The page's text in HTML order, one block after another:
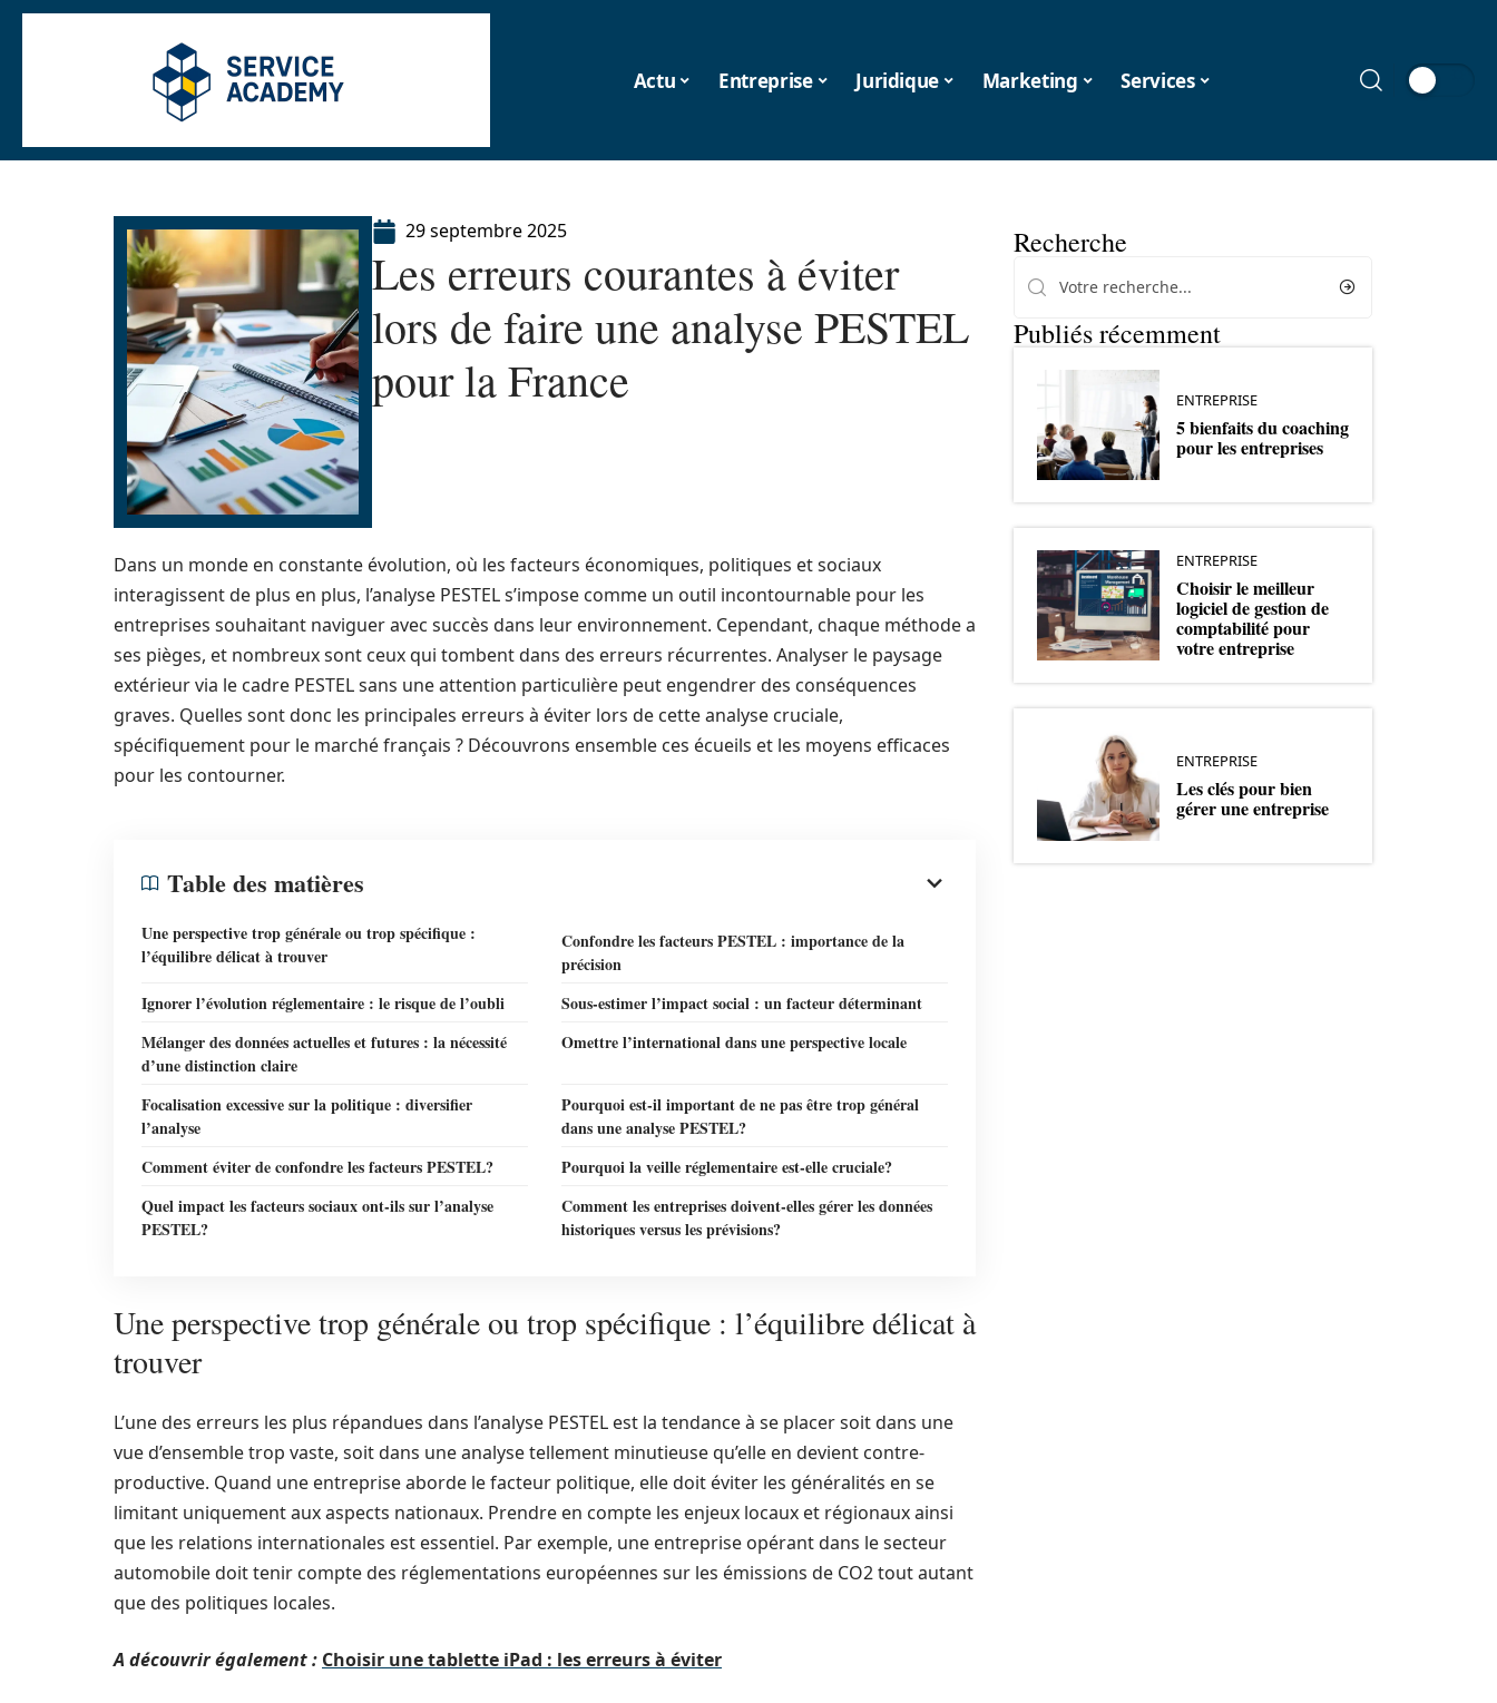
Actu Entreprise Juridique Marketing Services
29 septembre 2025
Les erreurs courantes à éviter
lors de faire une analyse PESTEL
pour la France
Dans un monde en constante évolution, où les facteurs économiques, politiques et sociaux
interagissent de plus en plus, l’analyse PESTEL s’impose comme un outil incontournable pour les
entreprises souhaitant naviguer avec succès dans leur environnement. Cependant, chaque méthode a
ses pièges, et nombreux sont ceux qui tombent dans des erreurs récurrentes. Analyser le paysage
extérieur via le cadre PESTEL sans une attention particulière peut engendrer des conséquences
graves. Quelles sont donc les principales erreurs à éviter lors de cette analyse cruciale,
spécifiquement pour le marché français ? Découvrons ensemble ces écueils et les moyens efficaces
pour les contourner.
Table des matières
Une perspective trop générale ou trop spécifique :
l’équilibre délicat à trouver
Confondre les facteurs PESTEL : importance de la
précision
Ignorer l’évolution réglementaire : le risque de l’oubli
Sous-estimer l’impact social : un facteur déterminant
Mélanger des données actuelles et futures : la nécessité
d’une distinction claire
Omettre l’international dans une perspective locale
Focalisation excessive sur la politique : diversifier
l’analyse
Pourquoi est-il important de ne pas être trop général
dans une analyse PESTEL?
Comment éviter de confondre les facteurs PESTEL?
Pourquoi la veille réglementaire est-elle cruciale?
Quel impact les facteurs sociaux ont-ils sur l’analyse
PESTEL?
Comment les entreprises doivent-elles gérer les données
historiques versus les prévisions?
Une perspective trop générale ou trop spécifique : l’équilibre délicat à
trouver
L’une des erreurs les plus répandues dans l’analyse PESTEL est la tendance à se placer soit dans une
vue d’ensemble trop vaste, soit dans une analyse tellement minutieuse qu’elle en devient contre-
productive. Quand une entreprise aborde le facteur politique, elle doit éviter les généralités en se
limitant uniquement aux aspects nationaux. Prendre en compte les enjeux locaux et régionaux ainsi
que les relations internationales est essentiel. Par exemple, une entreprise opérant dans le secteur
automobile doit tenir compte des réglementations européennes sur les émissions de CO2 tout autant
que des politiques locales.
A découvrir également : Choisir une tablette iPad : les erreurs à éviter
Recherche
Publiés récemment
ENTREPRISE
5 bienfaits du coaching
pour les entreprises
ENTREPRISE
Choisir le meilleur
logiciel de gestion de
comptabilité pour
votre entreprise
ENTREPRISE
Les clés pour bien
gérer une entreprise